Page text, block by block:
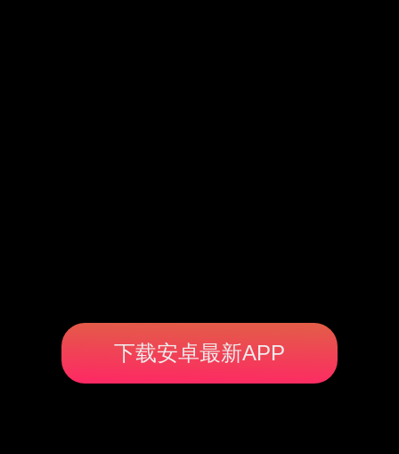
下载安卓最新APP